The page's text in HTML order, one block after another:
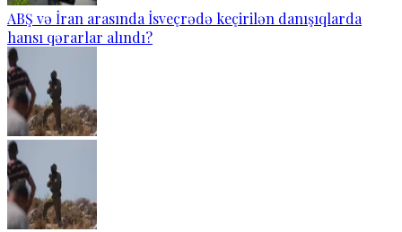
ABŞ və İran arasında İsveçrədə keçirilən danışıqlarda
hansı qərarlar alındı?